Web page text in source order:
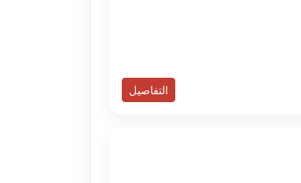
التفاصيل